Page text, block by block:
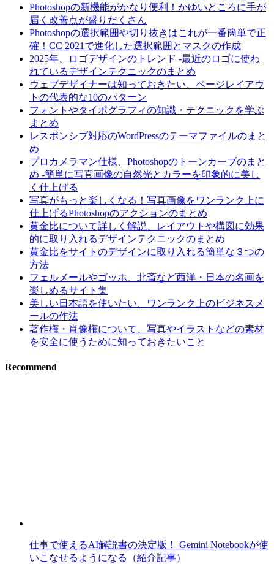
Photoshopの新機能がかなり便利！かゆいところに手が
届く改善点が盛りだくさん
Photoshopの選択範囲や切り抜きはこれが一番簡単で正
確！CC 2021で進化した選択範囲とマスクの作成
2025年、ロゴデザインのトレンド -最近のロゴに使わ
れているデザインテクニックのまとめ
ウェブデザイナーは知っておきたい、ページレイアウ
トの代表的な10のパターン
フォントやタイポグラフィの知識・テクニックを学ぶ
まとめ
レスポンシブ対応のWordPressのテーマファイルのまと
め
プロカメラマン仕様、Photoshopのトーンカーブのまと
め -簡単に写真画像の自然光とカラーを印象的に美し
く仕上げる
写真がもっと楽しくなる！写真画像をワンランク上に
仕上げるPhotoshopのアクションのまとめ
黄金比について詳しく解説、レイアウトや構図に効果
的に取り入れるデザインテクニックのまとめ
黄金比をサイトのデザインに取り入れる簡単な３つの
方法
フェルメールやゴッホ、北斎など西洋・日本の名画を
楽しめるサイト集
美しい日本語を使いたい、ワンランク上のビジネスメ
ールの作法
著作権・肖像権について、写真やイラストなどの素材
を安全に使うために知っておきたいこと
Recommend
仕事で使えるAI解説書の決定版！ Gemini Notebookが使
いこなせるようになる（紹介記事）